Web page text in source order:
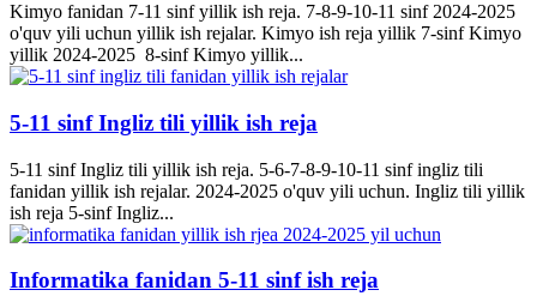
Kimyo fanidan 7-11 sinf yillik ish reja. 7-8-9-10-11 sinf 2024-2025
o'quv yili uchun yillik ish rejalar. Kimyo ish reja yillik 7-sinf Kimyo
yillik 2024-2025 8-sinf Kimyo yillik...
5-11 sinf Ingliz tili yillik ish reja
5-11 sinf Ingliz tili yillik ish reja. 5-6-7-8-9-10-11 sinf ingliz tili
fanidan yillik ish rejalar. 2024-2025 o'quv yili uchun. Ingliz tili yillik
ish reja 5-sinf Ingliz...
Informatika fanidan 5-11 sinf ish reja